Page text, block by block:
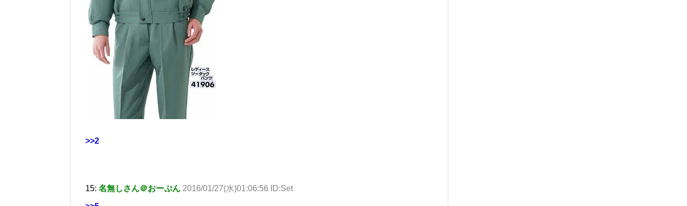
>>2
15: 名無しさん＠おーぷん 2016/01/27(水)01:06:56 ID:Set